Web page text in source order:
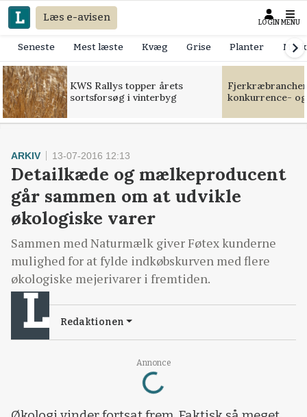
Læs e-avisen LOGIN MENU
Seneste Mest læste Kvæg Grise Planter
KWS Rallys topper årets
sortsforsøg i vinterbyg
konkurrence-
Annonce
Loading...
ARKIV 13-07-2016 12:13
Detailkæde og mælkeproducent
går sammen om at udvikle
økologiske varer
Sammen med Naturmælk giver Føtex kunderne
mulighed for at fylde indkøbskurven med flere
økologiske mejerivarer i fremtiden.
Redaktionen